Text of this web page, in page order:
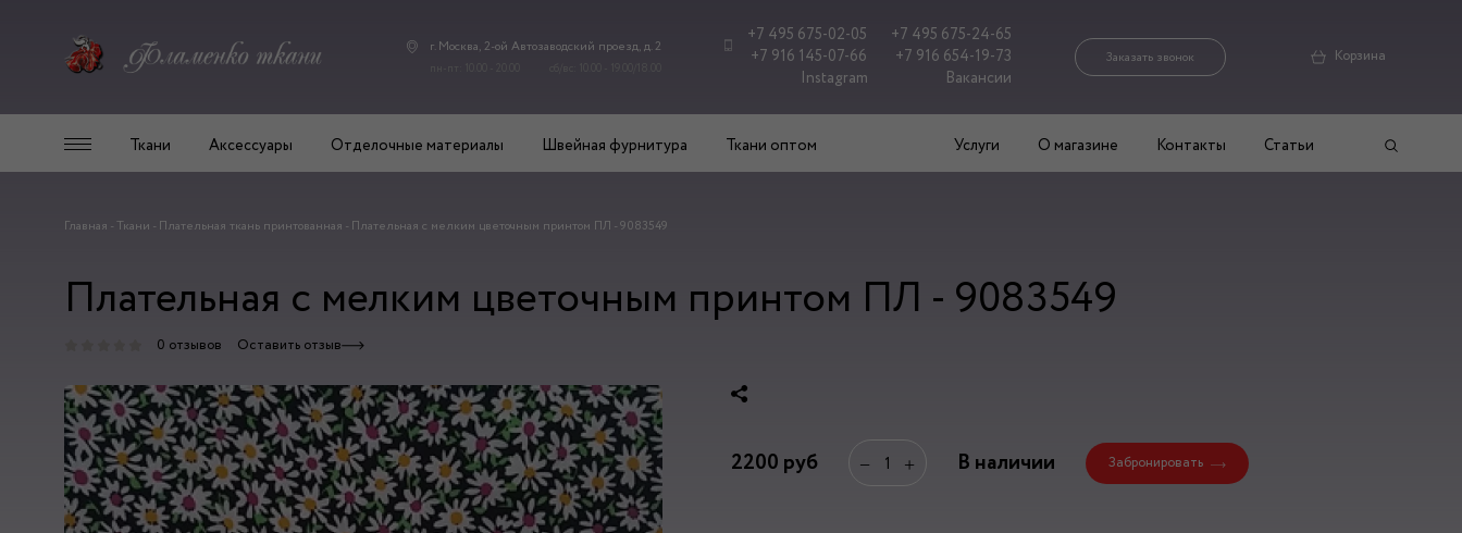
г. Москва, 2-ой Автозаводский проезд, д. 2
+7 495 675-02-05
+7 495 675-24-65
+7 916 145-07-66
+7 916 654-19-73
Instagram
Вакансии
Заказать звонок Корзина
Ткани Аксессуары Отделочные материалы Швейная фурнитура Ткани оптом Услуги О магазине Контакты Статьи
Главная - Ткани - Плательная ткань принтованная - Плательная с мелким цветочным принтом ПЛ - 9083549
Плательная с мелким цветочным принтом ПЛ - 9083549
0 отзывов Оставить отзыв
2200 руб − + В наличии Забронировать